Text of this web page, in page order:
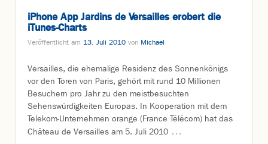
iPhone App Jardins de Versailles erobert die
iTunes-Charts
Veröffentlicht am 13. Juli 2010 von Michael
Versailles, die ehemalige Residenz des Sonnenkönigs
vor den Toren von Paris, gehört mit rund 10 Millionen
Besuchern pro Jahr zu den meistbesuchten
Sehenswürdigkeiten Europas. In Kooperation mit dem
Telekom-Unternehmen orange (France Télécom) hat das
Château de Versailles am 5. Juli 2010 …